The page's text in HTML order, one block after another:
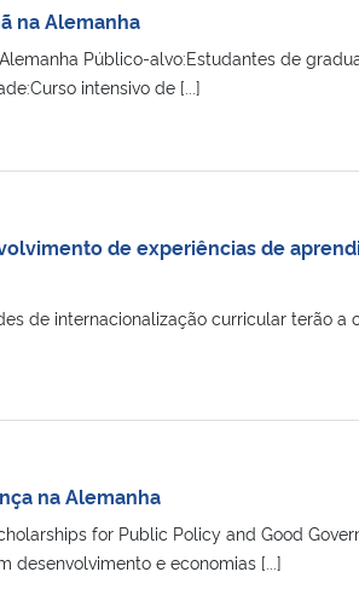
na Alemanha
Público-alvo:Estudantes de
intensivo de [...]
de experiências de
de internacionalização curricular terão
na Alemanha
for Public Policy and Good
desenvolvimento e economias [...]